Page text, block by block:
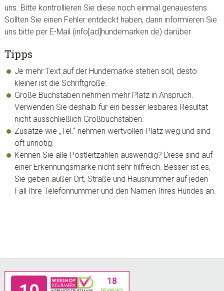
uns. Bitte kontrollieren Sie diese noch einmal genauestens.
Sollten Sie einen Fehler entdeckt haben, dann informieren Sie
uns bitte per E-Mail (info[ad]hundemarken.de) darüber
Tipps
Je mehr Text auf der Hundemarke stehen soll, desto
kleiner ist die Schriftgröße.
Große Buchstaben nehmen mehr Platz in Anspruch.
Verwenden Sie deshalb für ein besser lesbares Resultat
nicht ausschließlich Großbuchstaben.
Zusätze wie „Tel.“ nehmen wertvollen Platz weg und sind
oft unnötig.
Kennen Sie alle Postleitzahlen auswendig? Diese sind auf
einer Erkennungsmarke nicht sehr hilfreich. Besser ist es,
Sie geben außer Ort, Straße und Hausnummer auf jeden
Fall Ihre Telefonnummer und den Namen Ihres Hundes an.
Footer